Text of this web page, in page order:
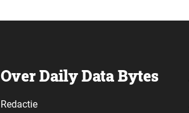
Over Daily Data Bytes
Redactie